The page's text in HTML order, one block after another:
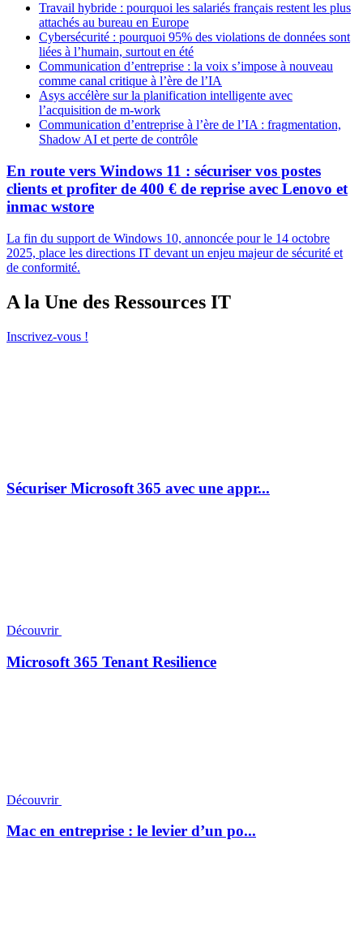
Travail hybride : pourquoi les salariés français restent les plus
attachés au bureau en Europe
Cybersécurité : pourquoi 95% des violations de données sont
liées à l’humain, surtout en été
Communication d’entreprise : la voix s’impose à nouveau
comme canal critique à l’ère de l’IA
Asys accélère sur la planification intelligente avec
l’acquisition de m-work
Communication d’entreprise à l’ère de l’IA : fragmentation,
Shadow AI et perte de contrôle
En route vers Windows 11 : sécuriser vos postes
clients et profiter de 400 € de reprise avec Lenovo et
inmac wstore
La fin du support de Windows 10, annoncée pour le 14 octobre
2025, place les directions IT devant un enjeu majeur de sécurité et
de conformité.
A la Une des Ressources IT
Inscrivez-vous !
Sécuriser Microsoft 365 avec une appr...
Découvrir
Microsoft 365 Tenant Resilience
Découvrir
Mac en entreprise : le levier d’un po...